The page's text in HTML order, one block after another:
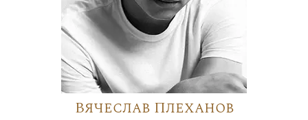
Вячеслав Плеханов